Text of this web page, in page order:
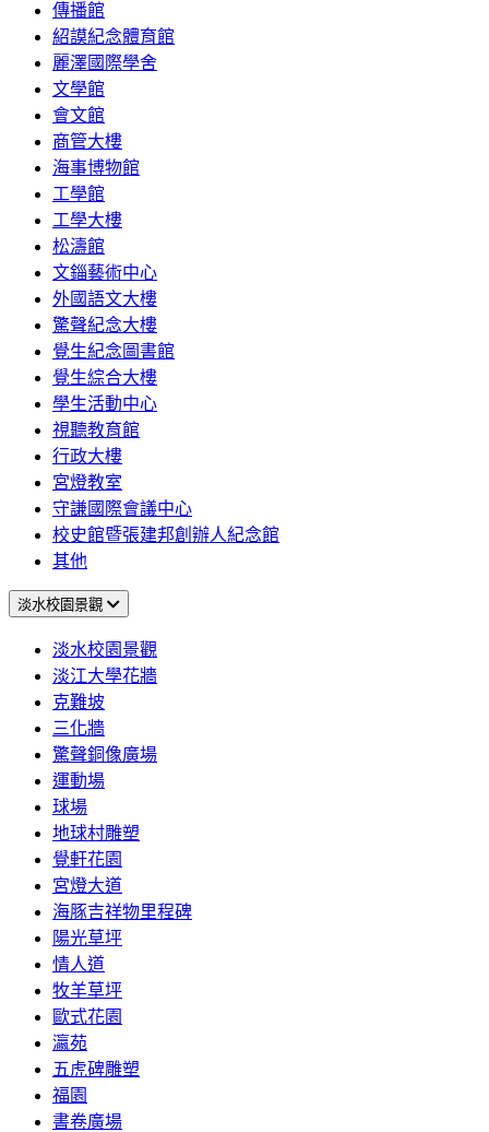
傳播館
紹謨紀念體育館
麗澤國際學舍
文學館
會文館
商管大樓
海事博物館
工學館
工學大樓
松濤館
文錙藝術中心
外國語文大樓
驚聲紀念大樓
覺生紀念圖書館
覺生綜合大樓
學生活動中心
視聽教育館
行政大樓
宮燈教室
守謙國際會議中心
校史館暨張建邦創辦人紀念館
其他
淡水校園景觀
淡水校園景觀
淡江大學花牆
克難坡
三化牆
驚聲銅像廣場
運動場
球場
地球村雕塑
覺軒花園
宮燈大道
海豚吉祥物里程碑
陽光草坪
情人道
牧羊草坪
歐式花園
瀛苑
五虎碑雕塑
福園
書卷廣場